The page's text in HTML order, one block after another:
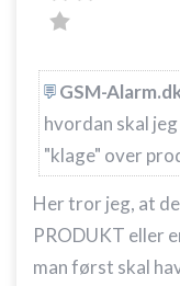
GSM-
hvordan skal
"klage" over
Her tror jeg, at
PRODUKT eller
man først skal